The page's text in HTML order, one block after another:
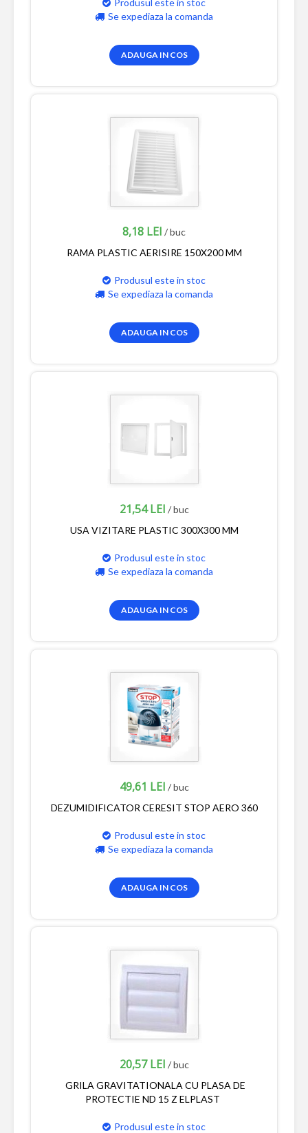
Produsul este in stoc
Se expediaza la comanda
ADAUGA IN COS
8,18 LEI / buc
RAMA PLASTIC AERISIRE 150X200 MM
Produsul este in stoc
Se expediaza la comanda
ADAUGA IN COS
21,54 LEI / buc
USA VIZITARE PLASTIC 300X300 MM
Produsul este in stoc
Se expediaza la comanda
ADAUGA IN COS
49,61 LEI / buc
DEZUMIDIFICATOR CERESIT STOP AERO 360
Produsul este in stoc
Se expediaza la comanda
ADAUGA IN COS
20,57 LEI / buc
GRILA GRAVITATIONALA CU PLASA DE
PROTECTIE ND 15 Z ELPLAST
Produsul este in stoc